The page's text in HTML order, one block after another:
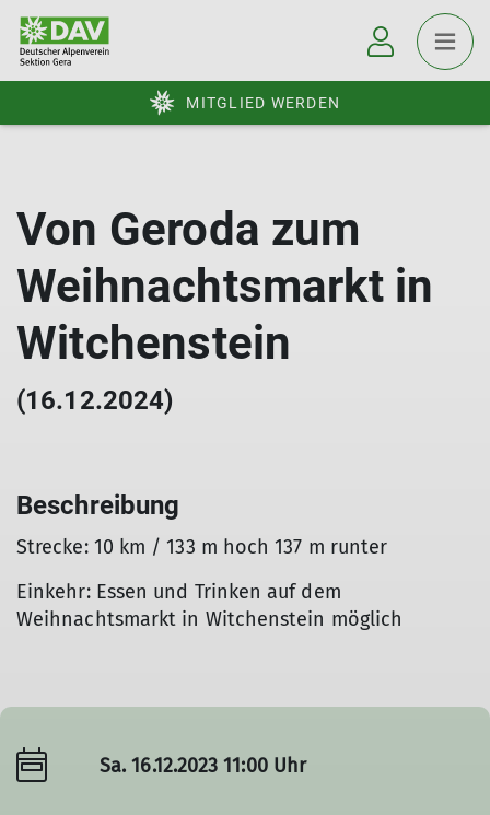
MITGLIED WERDEN
Von Geroda zum
Weihnachtsmarkt in
Witchenstein
(16.12.2024)
Beschreibung
Strecke: 10 km / 133 m hoch 137 m runter
Einkehr: Essen und Trinken auf dem
Weihnachtsmarkt in Witchenstein möglich
Sa. 16.12.2023 11:00 Uhr